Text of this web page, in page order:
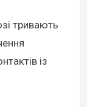
тривають
із